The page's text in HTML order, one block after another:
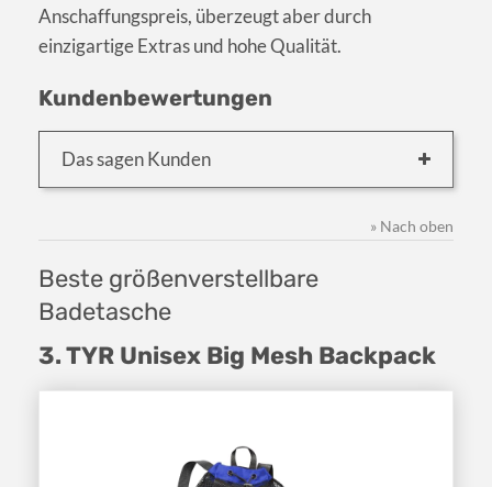
Anschaffungspreis, überzeugt aber durch
einzigartige Extras und hohe Qualität.
Kundenbewertungen
Das sagen Kunden
» Nach oben
Beste größenverstellbare
Badetasche
3. TYR Unisex Big Mesh Backpack